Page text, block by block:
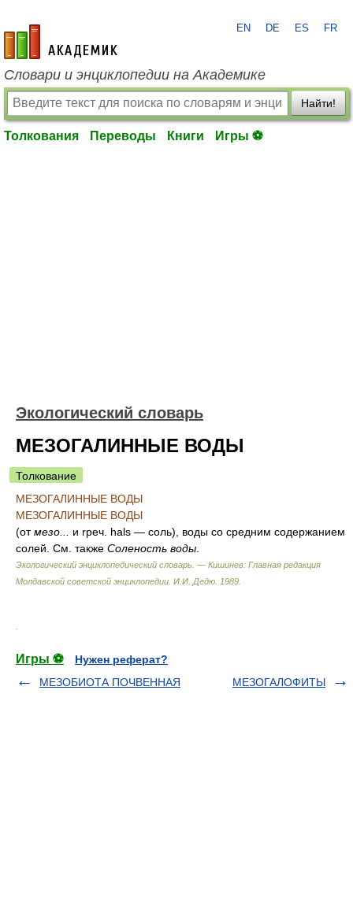
academic.ru
EN DE ES FR
Словари и энциклопедии на Академике
Найти!
Толкования Переводы Книги Игры ⚽
Экологический словарь
МЕЗОГАЛИННЫЕ ВОДЫ
Толкование
МЕЗОГАЛИННЫЕ ВОДЫ
МЕЗОГАЛИННЫЕ ВОДЫ
(отмезо...
и rpeч. hals — соль), воды со средним содержанием
солей. См. также Соленость воды
Экологический энциклопедический словарь. — Кишинев: Главная редакция
Молдавской советской энциклопедии И.И. Дедю 1989
Игры ⚽
Нужен реферат?
МЕЗОБИОТА ПОЧВЕННАЯ
МЕЗОГАЛОФИТЫ